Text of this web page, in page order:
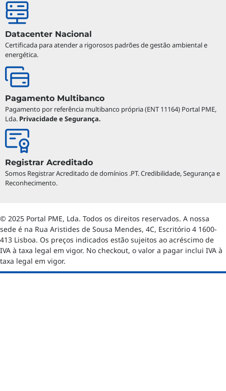
Datacenter Nacional
Certificada para atender a rigorosos padrões de gestão ambiental e
energética.
Pagamento Multibanco
Pagamento por referência multibanco própria (ENT 11164) Portal PME,
Lda. Privacidade e Segurança.
Registrar Acreditado
Somos Registrar Acreditado de domínios .PT. Credibilidade, Segurança e
Reconhecimento.
© 2025 Portal PME, Lda. Todos os direitos reservados. A nossa
sede é na Rua Aristides de Sousa Mendes, 4C, Escritório 4 1600-
413 Lisboa. Os preços indicados estão sujeitos ao acréscimo de
IVA à taxa legal em vigor. No checkout, o valor a pagar inclui IVA à
taxa legal em vigor.